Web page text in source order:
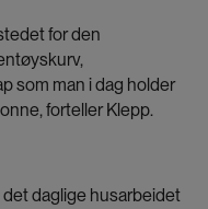
for den
som man i dag holder
forteller Klepp.
daglige husarbeidet